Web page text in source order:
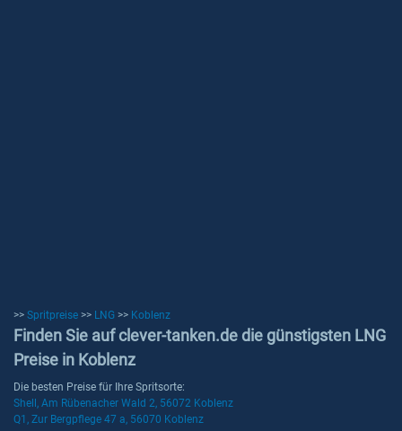
>> Spritpreise >> LNG >> Koblenz
Finden Sie auf clever-tanken.de die günstigsten LNG
Preise in Koblenz
Die besten Preise für Ihre Spritsorte:
Shell, Am Rübenacher Wald 2, 56072 Koblenz
Q1, Zur Bergpflege 47 a, 56070 Koblenz